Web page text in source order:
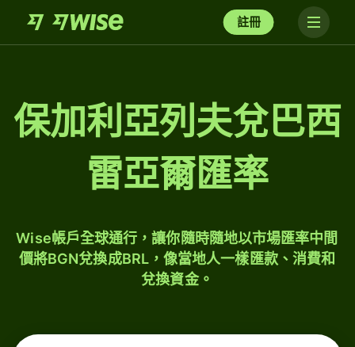
註冊
保加利亞列夫兌巴西
雷亞爾匯率
Wise帳戶全球通行，讓你隨時隨地以市場匯率中間
價將BGN兌換成BRL，像當地人一樣匯款、消費和
兌換資金。